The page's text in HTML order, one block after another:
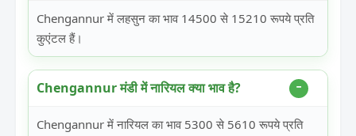
Chengannur में लहसुन का भाव 14500 से 15210 रूपये प्रति
कुएंटल हैं।
Chengannur मंडी में नारियल क्या भाव है?
Chengannur में नारियल का भाव 5300 से 5610 रूपये प्रति